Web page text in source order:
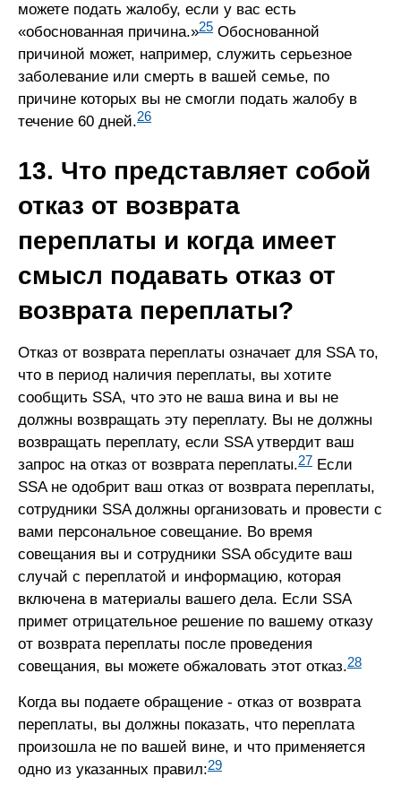
можете подать жалобу, если у вас есть
«обоснованная причина.»25 Обоснованной
причиной может, например, служить серьезное
заболевание или смерть в вашей семье, по
причине которых вы не смогли подать жалобу в
течение 60 дней.26
13. Что представляет собой
отказ от возврата
переплаты и когда имеет
смысл подавать отказ от
возврата переплаты?
Отказ от возврата переплаты означает для SSA то,
что в период наличия переплаты, вы хотите
сообщить SSA, что это не ваша вина и вы не
должны возвращать эту переплату. Вы не должны
возвращать переплату, если SSA утвердит ваш
запрос на отказ от возврата переплаты.27 Если
SSA не одобрит ваш отказ от возврата переплаты,
сотрудники SSA должны организовать и провести с
вами персональное совещание. Во время
совещания вы и сотрудники SSA обсудите ваш
случай с переплатой и информацию, которая
включена в материалы вашего дела. Если SSA
примет отрицательное решение по вашему отказу
от возврата переплаты после проведения
совещания, вы можете обжаловать этот отказ.28
Когда вы подаете обращение - отказ от возврата
переплаты, вы должны показать, что переплата
произошла не по вашей вине, и что применяется
одно из указанных правил:29